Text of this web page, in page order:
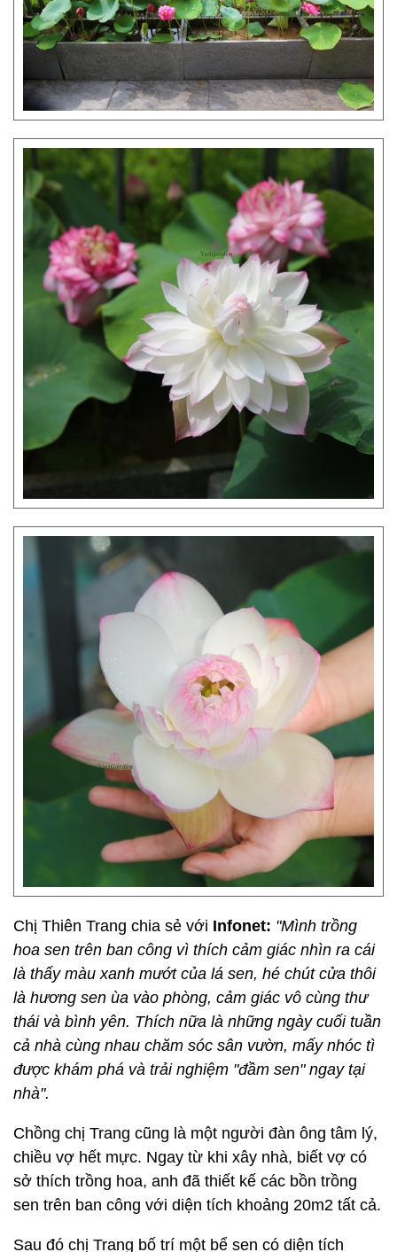
Chị Thiên Trang chia sẻ với Infonet: "Mình trồng
hoa sen trên ban công vì thích cảm giác nhìn ra cái
là thấy màu xanh mướt của lá sen, hé chút cửa thôi
là hương sen ùa vào phòng, cảm giác vô cùng thư
thái và bình yên. Thích nữa là những ngày cuối tuần
cả nhà cùng nhau chăm sóc sân vườn, mấy nhóc tì
được khám phá và trải nghiệm "đầm sen" ngay tại
nhà".
Chồng chị Trang cũng là một người đàn ông tâm lý,
chiều vợ hết mực. Ngay từ khi xây nhà, biết vợ có
sở thích trồng hoa, anh đã thiết kế các bồn trồng
sen trên ban công với diện tích khoảng 20m2 tất cả.
Sau đó chị Trang bố trí một bể sen có diện tích